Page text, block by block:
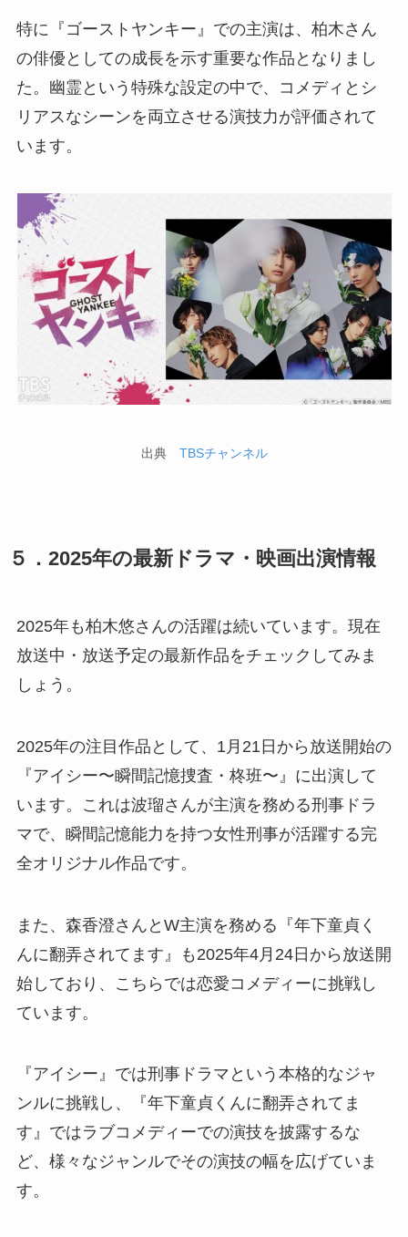
特に『ゴーストヤンキー』での主演は、柏木さん
の俳優としての成長を示す重要な作品となりまし
た。幽霊という特殊な設定の中で、コメディとシ
リアスなシーンを両立させる演技力が評価されて
います。
出典 TBSチャンネル
５．2025年の最新ドラマ・映画出演情報
2025年も柏木悠さんの活躍は続いています。現在
放送中・放送予定の最新作品をチェックしてみま
しょう。
2025年の注目作品として、1月21日から放送開始の
『アイシー〜瞬間記憶捜査・柊班〜』に出演して
います。これは波瑠さんが主演を務める刑事ドラ
マで、瞬間記憶能力を持つ女性刑事が活躍する完
全オリジナル作品です。
また、森香澄さんとW主演を務める『年下童貞く
んに翻弄されてます』も2025年4月24日から放送開
始しており、こちらでは恋愛コメディーに挑戦し
ています。
『アイシー』では刑事ドラマという本格的なジャ
ンルに挑戦し、『年下童貞くんに翻弄されてま
す』ではラブコメディーでの演技を披露するな
ど、様々なジャンルでその演技の幅を広げていま
す。